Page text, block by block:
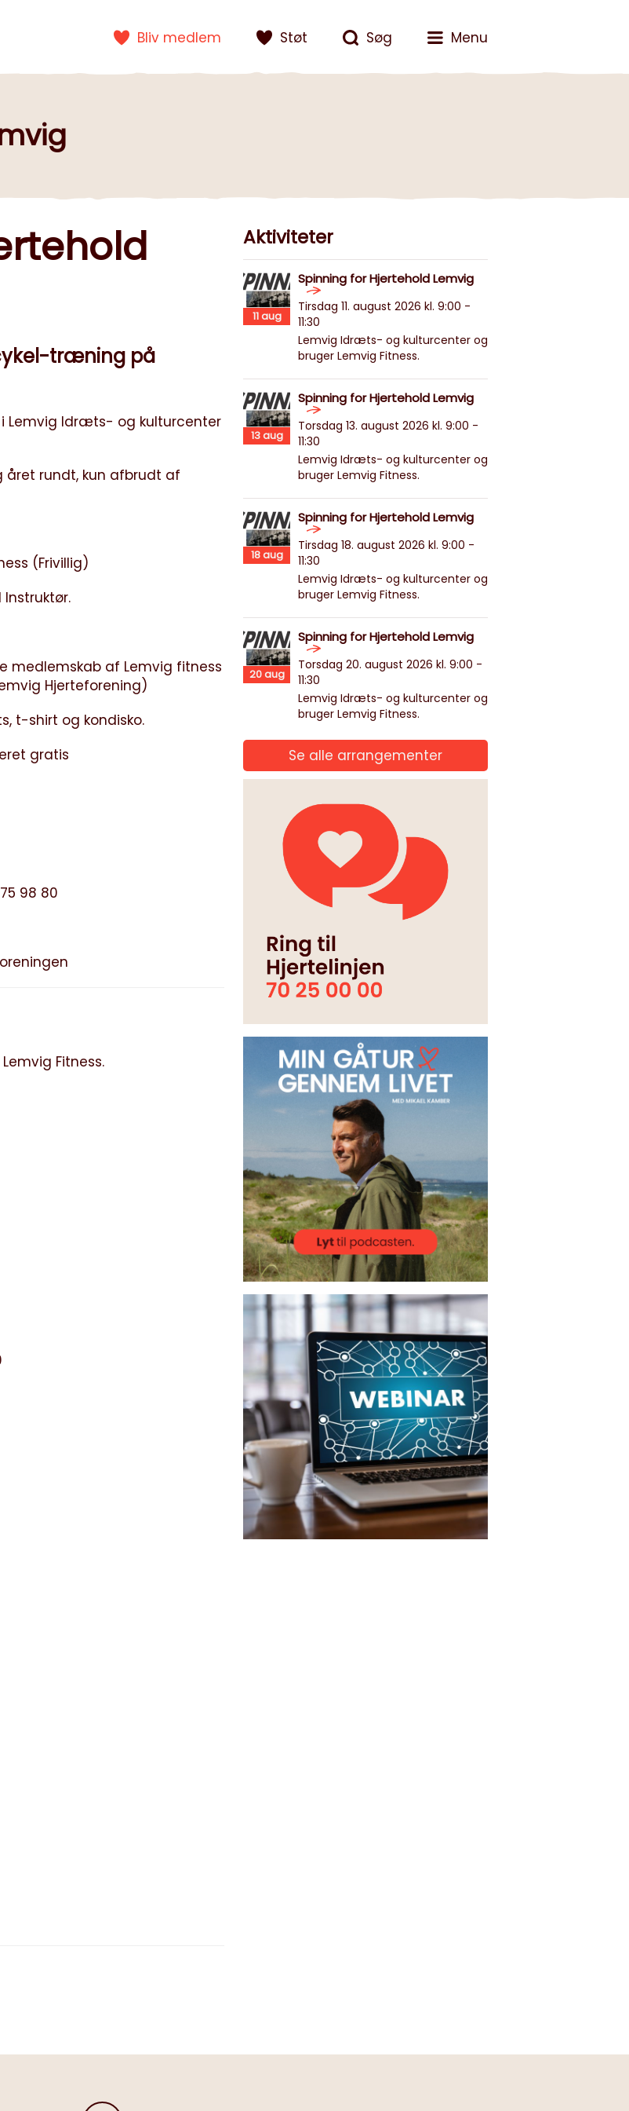
Bliv medlem Støt Søg Menu
træning på
Lemvig Idræts- og kulturcenter
rundt, kun afbrudt af
(Frivillig)
Instruktør.
medlemskab af Lemvig fitness
Hjerteforening)
t-shirt og kondisko.
gratis
98 80
Fitness.
Aktiviteter
11aug
Spinning for Hjertehold Lemvig
Tirsdag 11. august 2026 kl. 9:00 -
11:30
Lemvig Idræts- og kulturcenter og
bruger Lemvig Fitness.
13aug
Spinning for Hjertehold Lemvig
Torsdag 13. august 2026 kl. 9:00 -
11:30
Lemvig Idræts- og kulturcenter og
bruger Lemvig Fitness.
18aug
Spinning for Hjertehold Lemvig
Tirsdag 18. august 2026 kl. 9:00 -
11:30
Lemvig Idræts- og kulturcenter og
bruger Lemvig Fitness.
20aug
Spinning for Hjertehold Lemvig
Torsdag 20. august 2026 kl. 9:00 -
11:30
Lemvig Idræts- og kulturcenter og
bruger Lemvig Fitness.
Se alle arrangementer